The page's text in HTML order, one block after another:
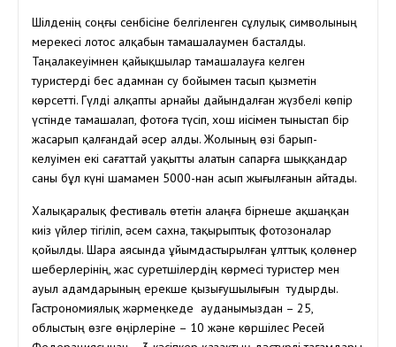
Шілденің соңғы сенбісіне белгіленген сұлулық символының
мерекесі лотос алқабын тамашалаумен басталды.
Таңалакеуімнен қайықшылар тамашалауға келген
туристерді бес адамнан су бойымен тасып қызметін
көрсетті. Гүлді алқапты арнайы дайындалған жүзбелі көпір
үстінде тамашалап, фотоға түсіп, хош иісімен тыныстап бір
жасарып қалғандай әсер алды. Жолының өзі барып-
келуімен екі сағаттай уақытты алатын сапарға шыққандар
саны бұл күні шамамен 5000-нан асып жығылғанын айтады.
Халықаралық фестиваль өтетін алаңға бірнеше ақшаңқан
киіз үйлер тігіліп, әсем сахна, тақырыптық фотозоналар
қойылды. Шара аясында ұйымдастырылған ұлттық қолөнер
шеберлерінің, жас суретшілердің көрмесі туристер мен
ауыл адамдарының ерекше қызығушылығын тудырды.
Гастрономиялық жәрмеңкеде ауданымыздан – 25,
облыстың өзге өңірлеріне – 10 және көршілес Ресей